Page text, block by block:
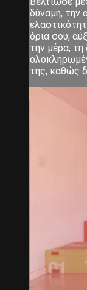
δύναμη, την
όρια σου,
την μέρα,
της, καθώς